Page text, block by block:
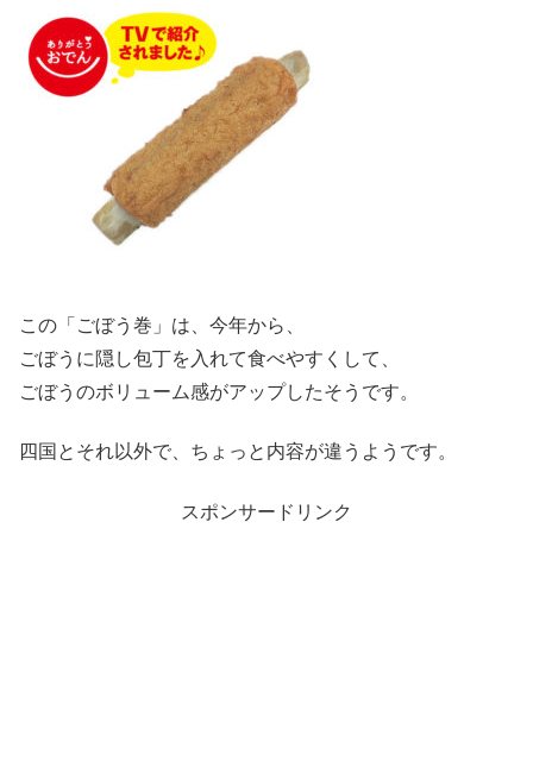
この「ごぼう巻」は、今年から、
ごぼうに隠し包丁を入れて食べやすくして、
ごぼうのボリューム感がアップしたそうです。
四国とそれ以外で、ちょっと内容が違うようです。
スポンサードリンク